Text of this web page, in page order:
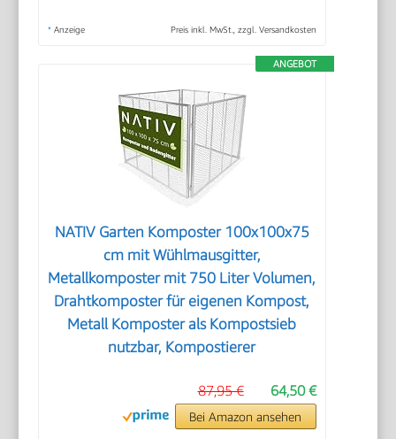
* Anzeige Preis inkl. MwSt., zzgl. Versandkosten
ANGEBOT
NATIV Garten Komposter 100x100x75
cm mit Wühlmausgitter,
Metallkomposter mit 750 Liter Volumen,
Drahtkomposter für eigenen Kompost,
Metall Komposter als Kompostsieb
nutzbar, Kompostierer
64,50 €
87,95 €
Bei Amazon ansehen